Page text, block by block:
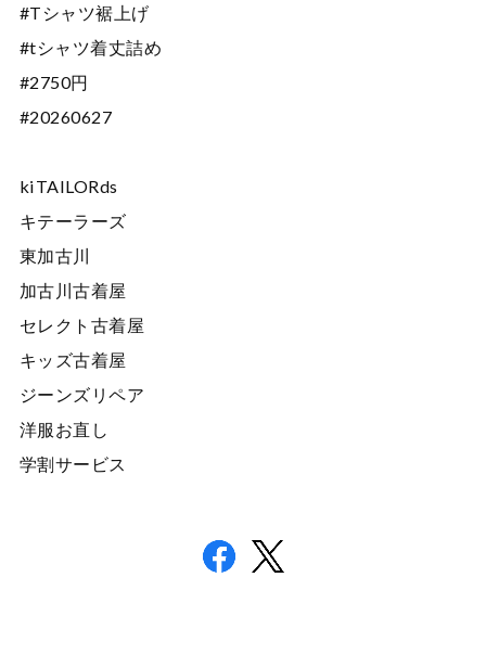
#Tシャツ裾上げ
#tシャツ着丈詰め
#2750円
#20260627
kiTAILORds
キテーラーズ
東加古川
加古川古着屋
セレクト古着屋
キッズ古着屋
ジーンズリペア
洋服お直し
学割サービス